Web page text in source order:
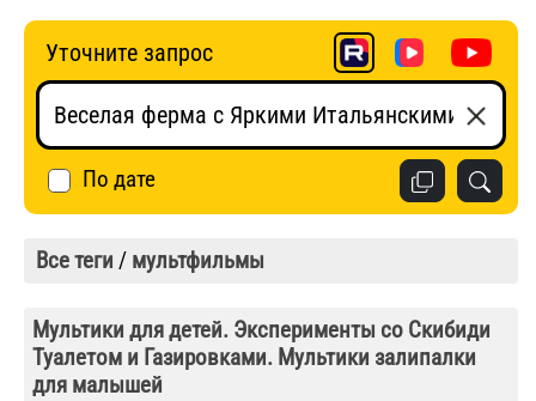
Уточните запрос
По дате
Все теги / мультфильмы
Мультики для детей. Эксперименты со Скибиди
Туалетом и Газировками. Мультики залипалки
для малышей